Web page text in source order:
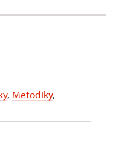
, Metodiky,